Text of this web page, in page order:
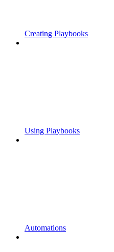
Creating Playbooks
Using Playbooks
Automations